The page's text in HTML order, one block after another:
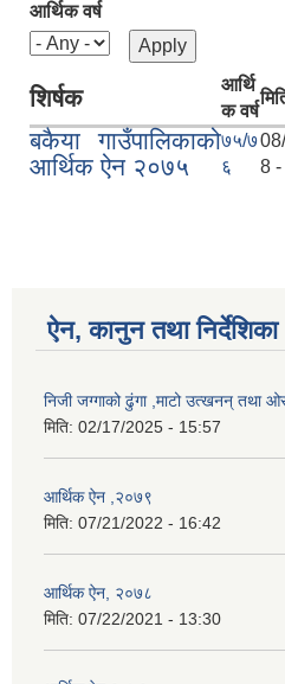
आर्थिक वर्ष
शिर्षक
आर्थि
क वर्ष
बकैया गाउँपालिकाको
आर्थिक ऐन २०७५
७५/७
६
8
ऐन, कानुन तथा निर्देशिका
निजी जग्गाको ढुंगा ,माटो उत्खनन् तथा
मिति: 02/17/2025 - 15:57
आर्थिक ऐन ,२०७९
मिति: 07/21/2022 - 16:42
आर्थिक ऐन, २०७८
मिति: 07/22/2021 - 13:30